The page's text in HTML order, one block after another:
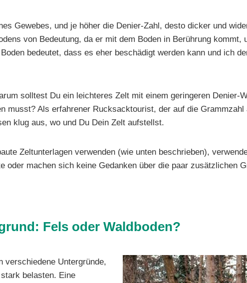
Gewebes, und je höher die Denier-Zahl, desto dicker und
von Bedeutung, da er mit dem Boden in Berührung kommt,
bedeutet, dass es eher beschädigt werden kann und ich
solltest Du ein leichteres Zelt mit einem geringeren Denier-
musst? Als erfahrener Rucksacktourist, der auf die
klug aus, wo und Du Dein Zelt aufstellst.
Zeltunterlagen verwenden (wie unten beschrieben),
oder machen sich keine Gedanken über die paar zusätzlichen
Fels oder Waldboden?
verschiedene Untergründe,
belasten. Eine